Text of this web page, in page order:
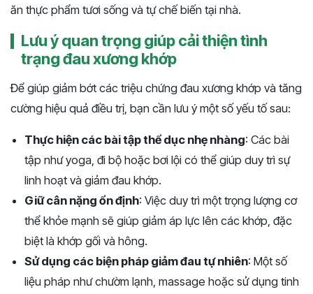
ăn thực phẩm tươi sống và tự chế biến tại nhà.
Lưu ý quan trọng giúp cải thiện tình
trạng đau xương khớp
Để giúp giảm bớt các triệu chứng đau xương khớp và tăng
cường hiệu quả điều trị, bạn cần lưu ý một số yếu tố sau:
Thực hiện các bài tập thể dục nhẹ nhàng: Các bài
tập như yoga, đi bộ hoặc bơi lội có thể giúp duy trì sự
linh hoạt và giảm đau khớp.
Giữ cân nặng ổn định: Việc duy trì một trọng lượng cơ
thể khỏe mạnh sẽ giúp giảm áp lực lên các khớp, đặc
biệt là khớp gối và hông.
Sử dụng các biện pháp giảm đau tự nhiên: Một số
liệu pháp như chườm lạnh, massage hoặc sử dụng tinh